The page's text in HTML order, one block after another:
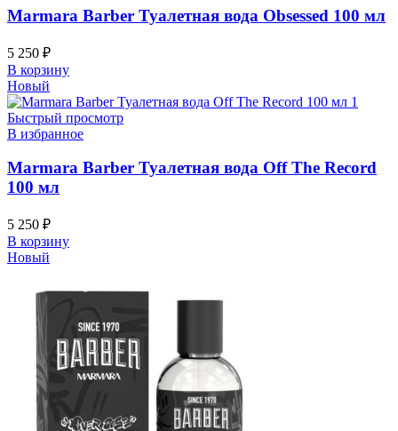
Marmara Barber Туалетная вода Obsessed 100 мл
5 250 ₽
В корзину
Новый
Быстрый просмотр
В избранное
Marmara Barber Туалетная вода Off The Record
100 мл
5 250 ₽
В корзину
Новый